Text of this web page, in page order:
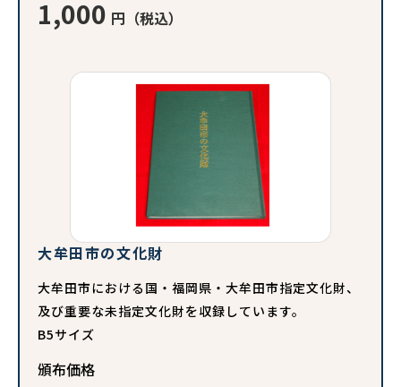
1,000 円（税込）
大牟田市の文化財
大牟田市における国・福岡県・大牟田市指定文化財、
及び重要な未指定文化財を収録しています。
B5サイズ
頒布価格